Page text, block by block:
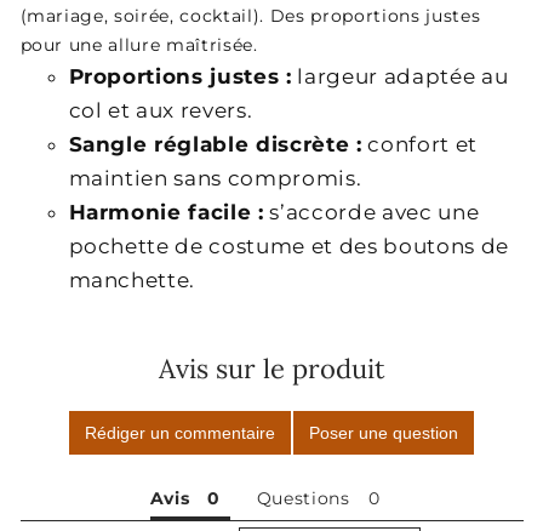
(mariage, soirée, cocktail). Des proportions justes
pour une allure maîtrisée.
Proportions justes : largeur adaptée au
col et aux revers.
Sangle réglable discrète : confort et
maintien sans compromis.
Harmonie facile : s’accorde avec une
pochette de costume et des boutons de
manchette.
Avis sur le produit
Rédiger un commentaire Poser une question
Avis Questions